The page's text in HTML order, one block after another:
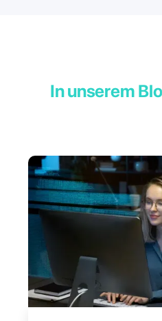
In unserem